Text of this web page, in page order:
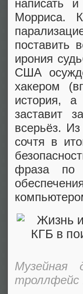
написать
Морриса.
ирония
США
хакером
история,
заставит
всерьёз.
сочтя в
фраза по
Музейная
троллфейс